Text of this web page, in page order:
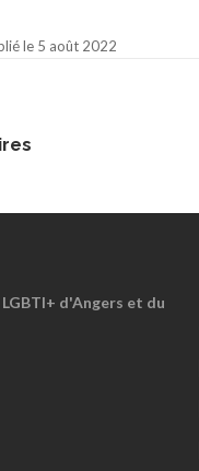
le 5 août 2022